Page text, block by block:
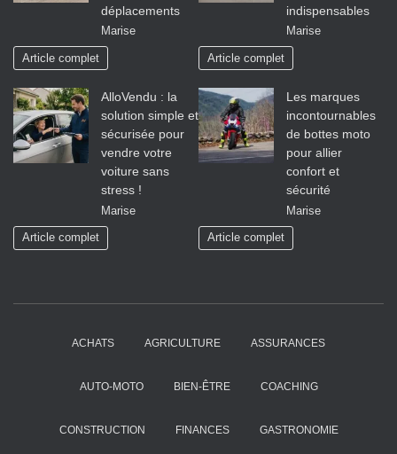
déplacements
Marise
Article complet
indispensables
Marise
Article complet
AlloVendu : la
solution simple et
sécurisée pour
vendre votre
voiture sans
stress !
Marise
Article complet
Les marques
incontournables
de bottes moto
pour allier
confort et
sécurité
Marise
Article complet
ACHATS AGRICULTURE ASSURANCES
AUTO-MOTO BIEN-ÊTRE COACHING
CONSTRUCTION FINANCES GASTRONOMIE